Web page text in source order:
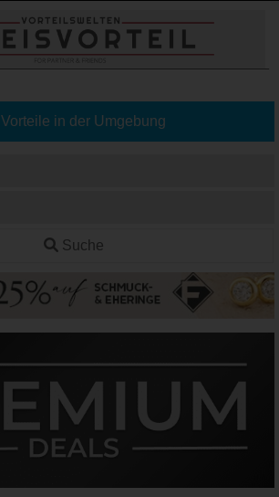
Vorteile in der Umgebung
Suche